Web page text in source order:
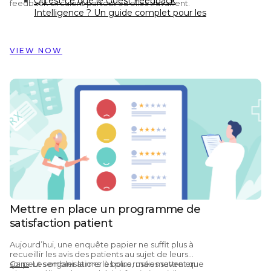
feedback circulent partout où elles travaillent.
Intelligence ? Un guide complet pour les
de retour client ont inspiré la rénovation
Customer Alliance pour gérer le retour
client sur près de 60 hôtels
VIEW NOW
Mettre en place un programme de
satisfaction patient
Aujourd’hui, une enquête papier ne suffit plus à
recueillir les avis des patients au sujet de leurs
soins. Les organisations les plus rusées savent que
Ça peut sembler la mer à boire, mais mettre en